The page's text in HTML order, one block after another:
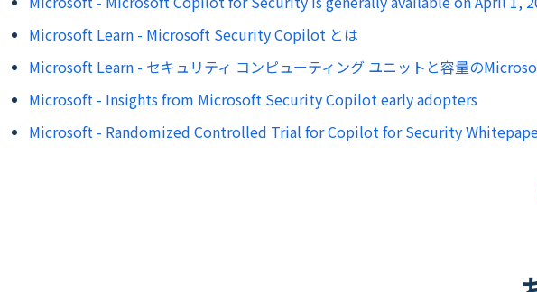
Microsoft Learn - Microsoft Security Copilot とは
Microsoft Learn - セキュリティ コンピューティング ユニットと容量の
Microsoft - Insights from Microsoft Security Copilot early adopters
Microsoft - Randomized Controlled Trial for Copilot for Security